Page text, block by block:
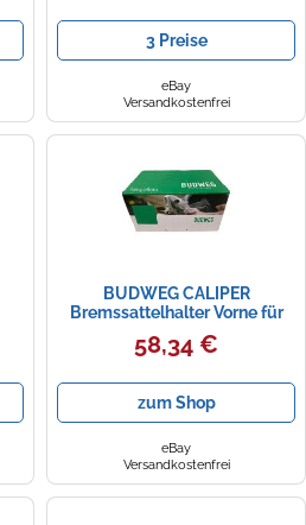
3 Preise
eBay
Versandkostenfrei
BUDWEG CALIPER
Bremssattelhalter Vorne für
RENAULT MEGANE III LAGUNA
SCENIC 3
58,34 €
zum Shop
eBay
Versandkostenfrei